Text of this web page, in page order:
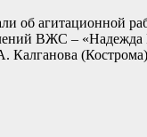
об агитационной
ВЖС –